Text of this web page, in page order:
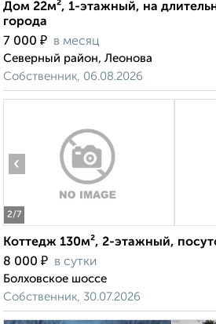
Дом 22м², 1-этажный, на
города
7 000 ₽ в месяц
Северный район, Леонова
Собственник, 06.08.2026
2/7
‹
Коттедж 130м², 2-этажный,
8 000 ₽ в сутки
Болховское шоссе
Собственник, 30.07.2026